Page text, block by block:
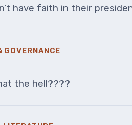
have faith in their
GOVERNANCE
the hell????